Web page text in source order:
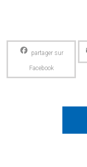
Facebook